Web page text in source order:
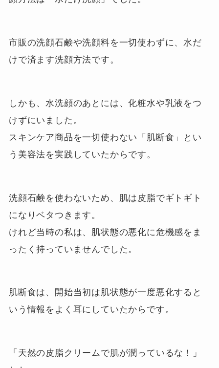
市販の洗顔石鹸や洗顔料を一切使わずに、水だ
けで済ます洗顔方法です。
しかも、水洗顔のあとには、化粧水や乳液をつ
けずにいました。
スキンケア商品を一切使わない「肌断食」とい
う美容法を実践していたからです。
洗顔石鹸を使わないため、肌は皮脂でギトギト
になりベタつきます。
けれど当時の私は、肌状態の悪化に危機感をま
ったく持っていませんでした。
肌断食は、開始当初は肌状態が一度悪化すると
いう情報をよく耳にしていたからです。
「天然の皮脂クリームで肌が潤っているな！」